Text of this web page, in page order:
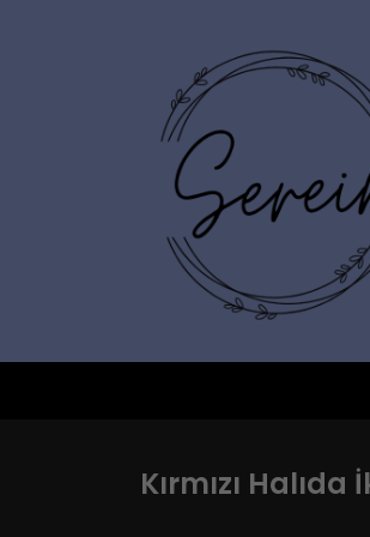
Kırmızı